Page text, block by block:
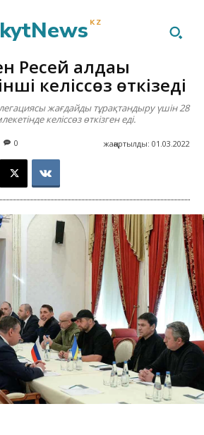
KZ
Ресей алдағы
келіссөз өткізеді
жағдайды тұрақтандыру үшін 28
келіссөз өткізген еді.
жаңартылды: 01.03.2022
0